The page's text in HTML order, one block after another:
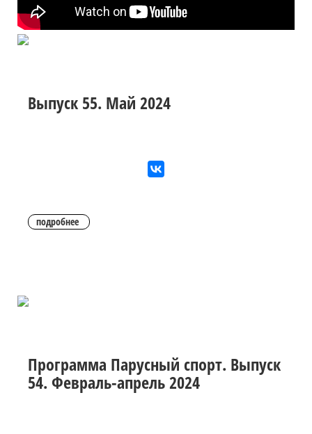
Выпуск 55. Май 2024
подробнее
Программа Парусный спорт. Выпуск
54. Февраль-апрель 2024